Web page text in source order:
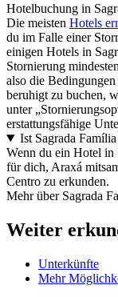
Hotelbuchung in
Die meisten Hotels
du im Falle einer
einigen Hotels in
Stornierung
also die
beruhigt zu buchen,
unter
erstattungsfähige
Ist Sagrada
Wenn du ein Hotel in
für dich, Araxá
Centro zu erkunden.
Mehr über Sagrada
Weiter
Unterkünfte
Mehr